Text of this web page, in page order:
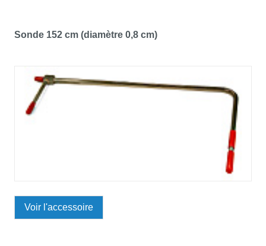
Sonde 152 cm (diamètre 0,8 cm)
Voir l'accessoire